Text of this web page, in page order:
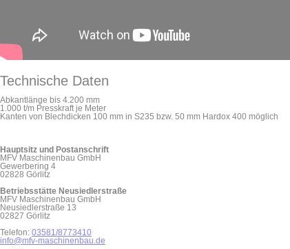
Technische Daten
Abkantlänge bis 4.200 mm
1.000 t/m Presskraft je Meter
Kanten von Blechdicken 100 mm in S235 bzw. 50 mm Hardox 400 möglich
Hauptsitz und Postanschrift
MFV Maschinenbau GmbH
Gewerbering 4
02828 Görlitz
Betriebsstätte Neusiedlerstraße
MFV Maschinenbau GmbH
Neusiedlerstraße 13
02827 Görlitz
Telefon: 03581/8773410
info@mfv-maschinenbau.de